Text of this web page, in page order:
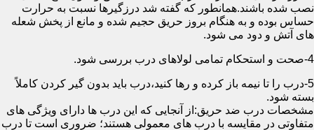
نصب شده باشند.همانطور که گفته شد درزگیرها نسبت به حرارت
حساس بوده و به هنگام بروز حریق حجیم شده و مانع از پخش شعله
های آتش و دود می شود.
4-صحت و استحکام تمامی لولاهای درب بررسی شود.
5-درب را تا نیمه باز کرده و رها کنید،درب باید بدون گیر کردن کاملاً
بسته شود.
مشخصات درب ضد حریق:از آنجایی که این درب ها دارای ویژگی های
متفاوتی در مقایسه با درب های معمولی هستند؛ ضروری است تا درب